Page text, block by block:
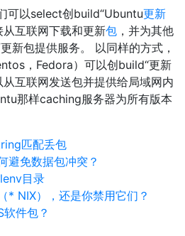
可以select创build“Ubuntu更新
从互联网下载和更新包 ，并为其他
新包提供服务。 以同样的方式，
，Fedora）可以创build“更新
互联网发送包并提供给局域网内
那样caching服务器为所有版本
匹配丢包
避免数据包冲突？
目录
* NIX），还是你禁用它们？
件包？